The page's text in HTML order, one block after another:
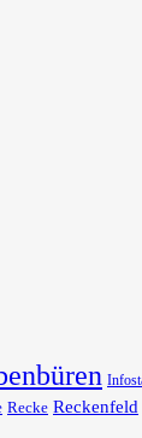
Recke Reckenfeld